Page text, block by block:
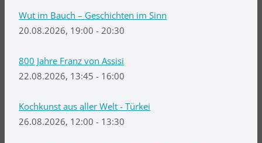
Wut im Bauch – Geschichten im Sinn
20.08.2026, 19:00 - 20:30
800 Jahre Franz von Assisi
22.08.2026, 13:45 - 16:00
Kochkunst aus aller Welt - Türkei
26.08.2026, 12:00 - 13:30